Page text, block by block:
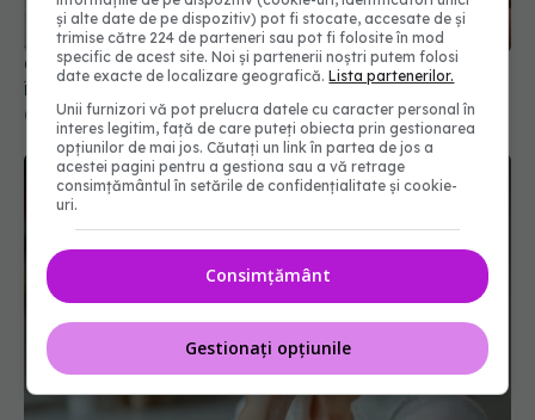
Ce se întâmplă cu mâncarea atunci când o
încălzești la microunde în recipient de plastic
06 mar 2026, 17:27
Trucul simplu care îți transformă fața în doar
câteva minute pe zi
și alte date de pe dispozitiv) pot fi stocate, accesate de și
trimise către 224 de parteneri sau pot fi folosite în mod
specific de acest site. Noi și partenerii noștri putem folosi
date exacte de localizare geografică.Lista partenerilor.
Unii furnizori vă pot prelucra datele cu caracter personal în
interes legitim, față de care puteți obiecta prin gestionarea
opțiunilor de mai jos. Căutați un link în partea de jos a
acestei pagini pentru a gestiona sau a vă retrage
consimțământul în setările de confidențialitate și cookie-
uri.
Consimțământ
Gestionați opțiunile